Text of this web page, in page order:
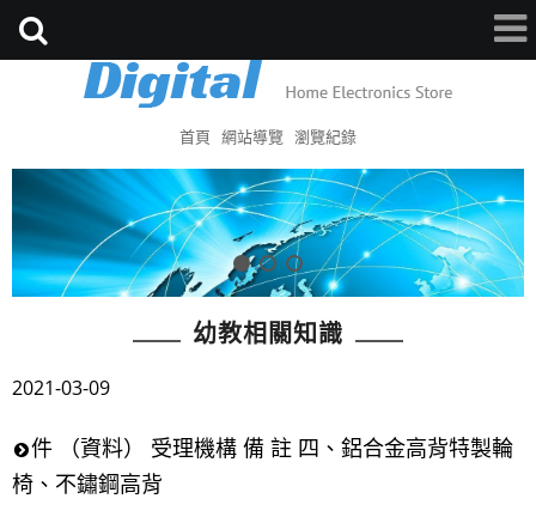
首頁 網站導覽 瀏覽紀錄
幼教相關知識
2021-03-09
件 （資料） 受理機構 備 註 四、鋁合金高背特製輪
椅、不鏽鋼高背